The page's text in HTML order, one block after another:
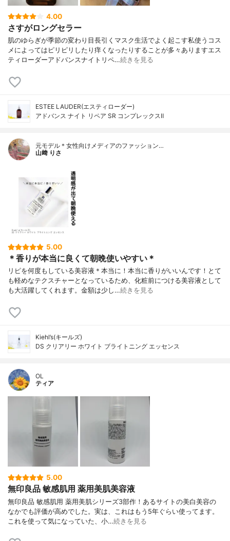
4.00
さすがロングセラー
肌のゆらぎが季節の変わり目長引くマスク生活でよく起こす私使うコス
メによってはピリピリしたり痒くなったりすることが多々ありますエス
ティローダーアドバンスナイトリペ…続きを見る
ESTEE LAUDER(エスティローダー)
アドバンス ナイト リペア SR コンプレックスⅡ
元モデル＊女性向けメディアのファッション…
山﨑 りさ
5.00
＊香りが本当に良くて朝晩使いやすい＊
リピを何度もしている美容液＊本当に！本当に香りがいいんです！とて
も軽めなテクスチャーとなっているため、化粧前につける美容液として
も大活躍してくれます。金額は少し…続きを見る
Kiehl’s(キールズ)
DS クリアリー ホワイト ブライトニング エッセンス
OL
ティア
5.00
無印良品 敏感肌用 薬用美肌美容液
無印良品 敏感肌用 薬用美肌シリーズ3部作！あるサイトの美白美容の
なかでも評価が高めでした。実は、これはもう5年ぐらい使ってます。
これを使って気になっていた、小…続きを見る